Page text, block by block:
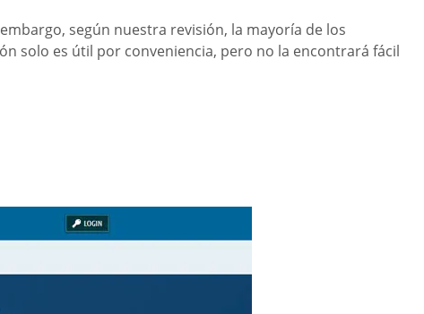
según nuestra revisión, la mayoría de los
solo es útil por conveniencia, pero no la encontrará fácil